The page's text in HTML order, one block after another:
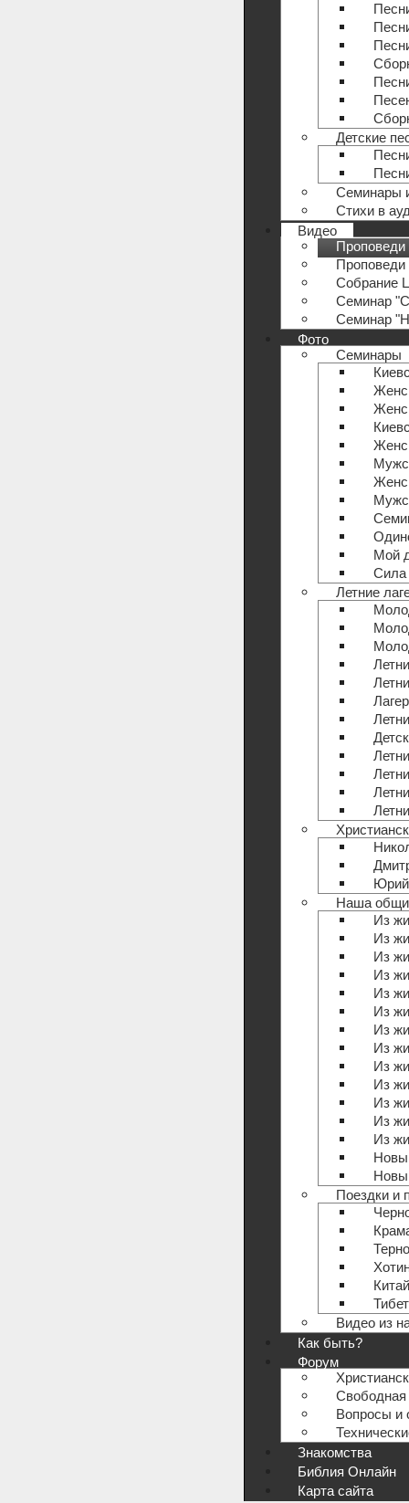
Детские
Семинары
Стихи в
Видео
Проповеди
Проповеди
Собрание
Семинар
Семинар
Фото
Семинары
Мой
Сила
Летние
Наша
Из
Из
Из
Из
Из
Из
Из
Из
Из
Из
Из
Из
Из
Поездки и
Китай
Тибет
Видео из
Как быть?
Форум
Свободная
Вопросы и
Знакомства
Библия Онлайн
Карта сайта